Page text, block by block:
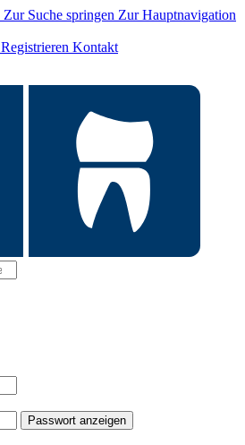
Zur Suche springen Zur Hauptnavigation
Registrieren Kontakt
Passwort anzeigen